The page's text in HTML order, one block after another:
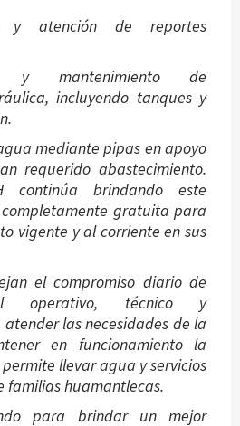
y atención de reportes
y mantenimiento de
incluyendo tanques y
mediante pipas en apoyo
requerido abastecimiento.
continúa brindando este
gratuita para
vigente y al corriente en sus
el compromiso diario de
operativo, técnico y
las necesidades de la
en funcionamiento la
llevar agua y servicios
familias huamantlecas.
para brindar un mejor